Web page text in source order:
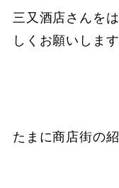
三又酒店さんを
しくお願いします
たまに商店街の